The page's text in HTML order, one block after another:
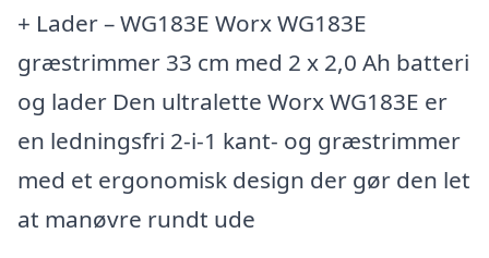
+ Lader – WG183E Worx WG183E
græstrimmer 33 cm med 2 x 2,0 Ah batteri
og lader Den ultralette Worx WG183E er
en ledningsfri 2-i-1 kant- og græstrimmer
med et ergonomisk design der gør den let
at manøvre rundt ude